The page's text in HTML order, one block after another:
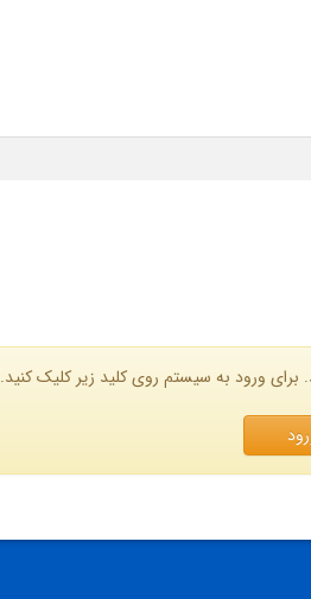
برای ورود به سیستم روی کلید زیر کلیک کنید.